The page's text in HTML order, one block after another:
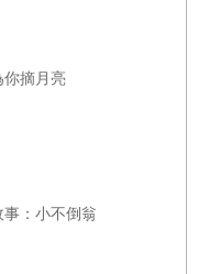
印象深刻。比如月
叫，心裡十分害怕。
鹿以後，把鹿高掛枝
樹幹風爐，把捕獲的
腿。屠宰豬隻的段落
宰豬以後，爸答應把
你摘月亮
：小不倒翁